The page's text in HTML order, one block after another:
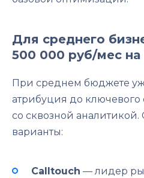
Для среднего
500 000 руб/мес на
При среднем бюджете
атрибуция до ключевого
со сквозной
варианты:
Calltouch — лидер